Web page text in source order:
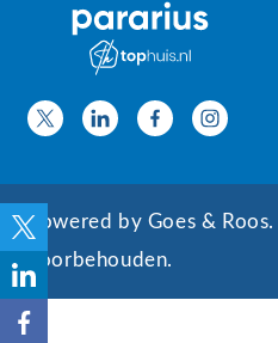
Powered by Goes & Roos.
voorbehouden.